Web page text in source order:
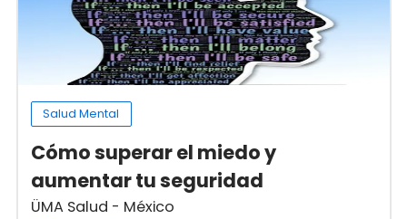
Salud Mental
Cómo superar el miedo y
aumentar tu seguridad
ÜMA Salud - México